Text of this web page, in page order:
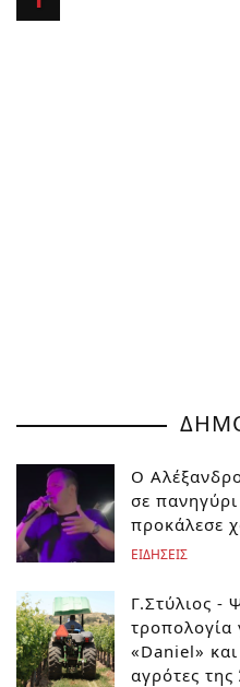
Ο
σε
προκάλεσε
ΕΙΔΗΣΕΙΣ
Γ.Στύλιος -
τροπολογία
«Daniel»
αγρότες της